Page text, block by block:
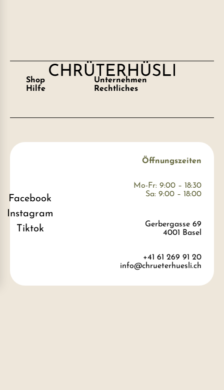
Shop
Unternehmen
Hilfe
Rechtliches
Öffnungszeiten
Mo-Fr: 9:00 – 18:30
Sa: 9:00 – 18:00
Gerbergasse 69
4001 Basel
+41 61 269 91 20
info@chrueterhuesli.ch
Facebook
Instagram
Tiktok